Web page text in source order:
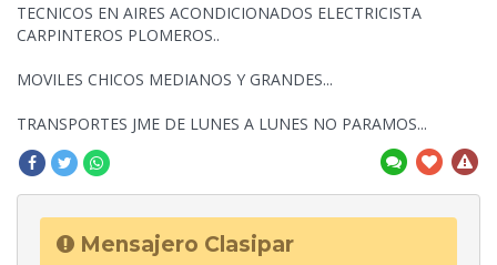
TECNICOS EN AIRES ACONDICIONADOS ELECTRICISTA
CARPINTEROS PLOMEROS..
MOVILES CHICOS MEDIANOS Y GRANDES...
TRANSPORTES JME DE LUNES A LUNES NO PARAMOS...
Mensajero Clasipar